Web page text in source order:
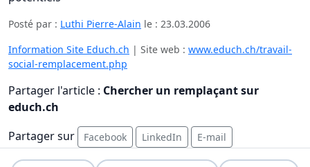
Posté par : Luthi Pierre-Alain le : 23.03.2006
Information Site Educh.ch | Site web : www.educh.ch/travail-
social-remplacement.php
Partager l'article : Chercher un remplaçant sur
educh.ch
Partager sur
Facebook LinkedIn E-mail